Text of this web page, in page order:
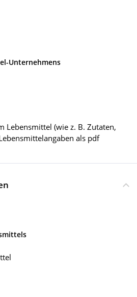
Unternehmens
Lebensmittel (wie z. B. Zutaten,
als pdf